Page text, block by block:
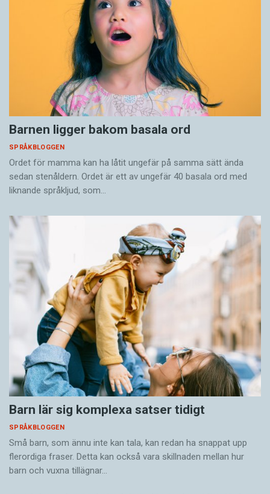
Barnen ligger bakom basala ord
SPRÅKBLOGGEN
Ordet för mamma kan ha låtit ungefär på samma sätt ända
sedan stenåldern. Ordet är ett av ungefär 40 basala ord med
liknande språkljud, som…
Barn lär sig komplexa satser tidigt
SPRÅKBLOGGEN
Små barn, som ännu inte kan tala, kan redan ha snappat upp
flerordiga fraser. Detta kan också vara skillnaden mellan hur
barn och vuxna tillägnar…